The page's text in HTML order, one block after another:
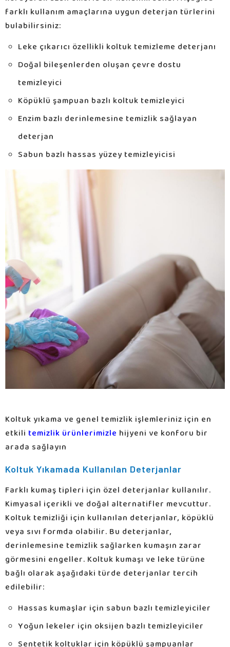
farklı kullanım amaçlarına uygun deterjan türlerini
bulabilirsiniz:
Leke çıkarıcı özellikli koltuk temizleme deterjanı
Doğal bileşenlerden oluşan çevre dostu
temizleyici
Köpüklü şampuan bazlı koltuk temizleyici
Enzim bazlı derinlemesine temizlik sağlayan
deterjan
Sabun bazlı hassas yüzey temizleyicisi
Koltuk yıkama ve genel temizlik işlemleriniz için en
etkili temizlik ürünlerimizle hijyeni ve konforu bir
arada sağlayın
Koltuk Yıkamada Kullanılan Deterjanlar
Farklı kumaş tipleri için özel deterjanlar kullanılır.
Kimyasal içerikli ve doğal alternatifler mevcuttur.
Koltuk temizliği için kullanılan deterjanlar, köpüklü
veya sıvı formda olabilir. Bu deterjanlar,
derinlemesine temizlik sağlarken kumaşın zarar
görmesini engeller. Koltuk kumaşı ve leke türüne
bağlı olarak aşağıdaki türde deterjanlar tercih
edilebilir:
Hassas kumaşlar için sabun bazlı temizleyiciler
Yoğun lekeler için oksijen bazlı temizleyiciler